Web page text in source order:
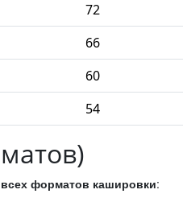
72
66
60
54
форматов кашировки: